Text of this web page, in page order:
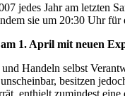
jedes Jahr am letzten
sie um 20:30 Uhr für
1. April mit neuen
Handeln selbst
besitzen
enthielt zumindest